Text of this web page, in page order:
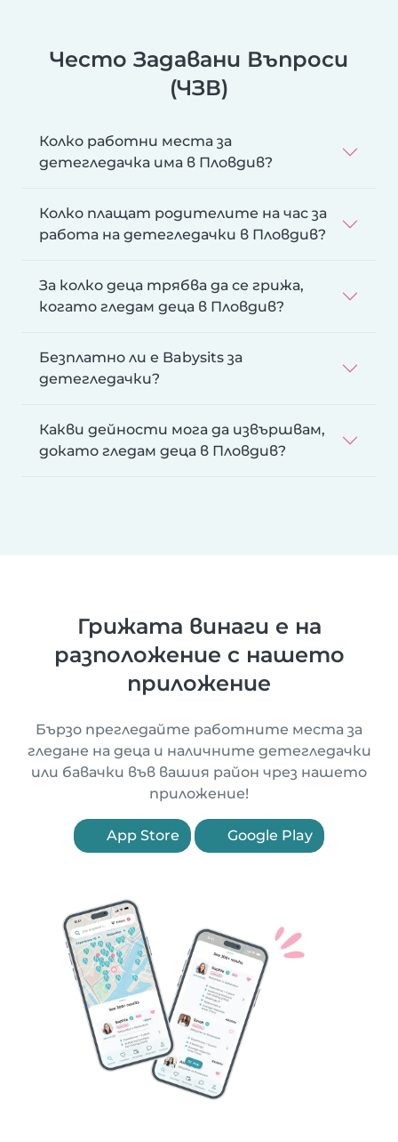
Често Задавани Въпроси
(ЧЗВ)
Колко работни места за
детегледачка има в Пловдив?
Колко плащат родителите на час за
работа на детегледачки в Пловдив?
За колко деца трябва да се грижа,
когато гледам деца в Пловдив?
Безплатно ли е Babysits за
детегледачки?
Какви дейности мога да извършвам,
докато гледам деца в Пловдив?
Грижата винаги е на
разположение с нашето
приложение
Бързо прегледайте работните места за
гледане на деца и наличните детегледачки
или бавачки във вашия район чрез нашето
приложение!
App Store Google Play